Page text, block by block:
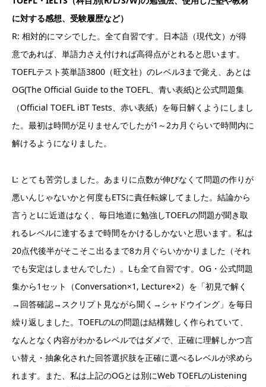
に対する感想、受験履歴など）
R: 相対的にマシでした。全て自習です。日本語（現代文）が得
意であれば、単語力さえ付ければ高得点がとれると思います。
TOEFLテスト英単語3800（旺文社）のレベル3まで覚え、あとは
OG(The Official Guide to the TOEFL、青い表紙)と公式問題集
（Official TOEFL iBT Tests、赤い表紙）を毎日解くようにしまし
た。最初は時間が足りませんでしたが1～2カ月ぐらいで時間内に
解けるようになりました。
L: とても苦労しました。あまりに点数が伸びなくて問題の作りが
悪いんじゃないかと何度もETSに責任転嫁してました。結論から
言うとLに近道はなく、毎日地道に勉強しTOEFLの問題が聞き取
れるレベルに達するまで時間をかけるしかないと思います。私は
20点代後半がそこそこ出るまで8カ月ぐらいかかりました（それ
でも安定はしませんでした）。Lも全て自習です。OG・公式問題
集から1セット（Conversation×1, Lecture×2）を「初見で解く
→回答確認→スクリプト見ながら聞く→シャドウイング」を毎日
繰り返しました。TOEFLのLの問題は結構難しく作られていて、
なんとなく内容がわかるレベルではダメで、正確に理解しかつ言
い替え・抽象化された回答選択肢を正確に選べるレベルが求めら
れます。また、私は上記のOGとは別にWeb TOEFLのListening